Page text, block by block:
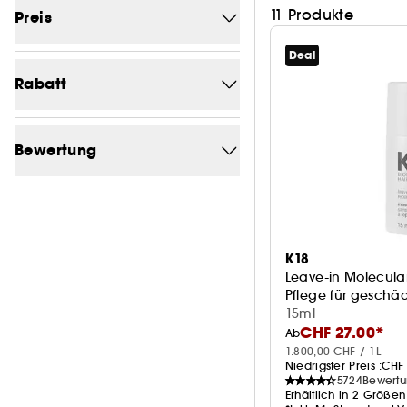
Preis
Rabatt
Bewertung
11 Produkte
Deal
K18
Leave-in
Pflege für
15ml
AbCHF 27.00*
1.800,00 CHF / 1L
Niedrigster Preis :CHF
5724
Erhältlich in 2 Größen